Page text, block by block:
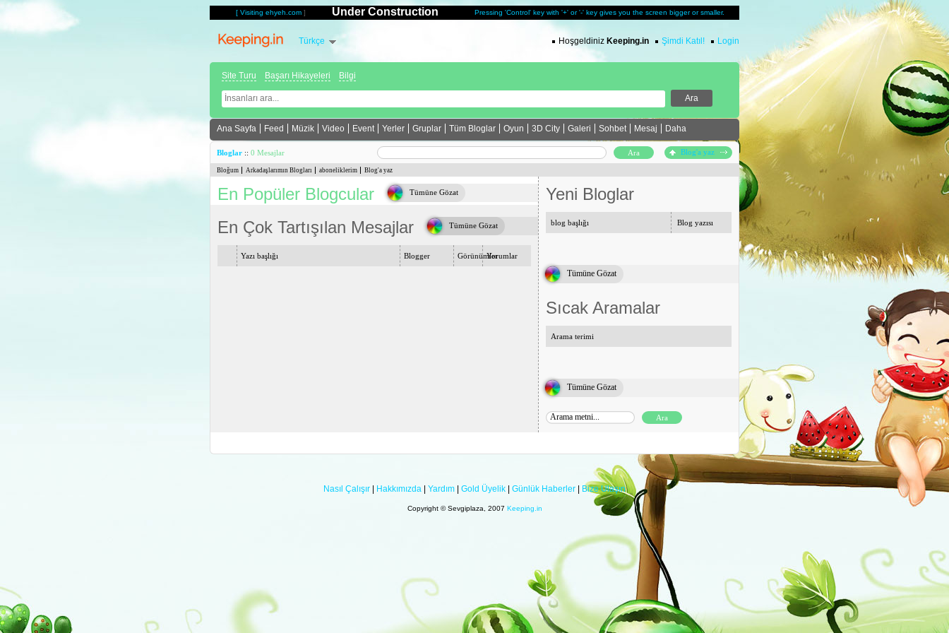
[ Visiting ehyeh.com ] Under Construction Pressing 'Control' key with '+' or '-' key gives you the screen bigger or smaller.
Türkçe Hoşgeldiniz Keeping.in Şimdi Katıl! Login
Site Turu Başarı Hikayeleri Bilgi
Ana Sayfa Feed Müzik Video Event Yerler Gruplar Tüm Bloglar Oyun 3D City Galeri Sohbet Mesaj Daha
Bloglar :: 0 Mesajlar Blog'a yaz
Bloğum Arkadaşlarımın Blogları aboneliklerim Blog'a yaz
En Popüler Blogcular Tümüne Gözat
En Çok Tartışılan Mesajlar Tümüne Gözat
Yazı başlığı Blogger GörünümlerYorumlar
Yeni Bloglar
blog başlığı Blog yazısı
Tümüne Gözat
Sıcak Aramalar
Arama terimi
Tümüne Gözat
Nasıl Çalışır | Hakkımızda | Yardım | Gold Üyelik | Günlük Haberler | Bize Ulaşın
Copyright © Sevgiplaza, 2007 Keeping.in